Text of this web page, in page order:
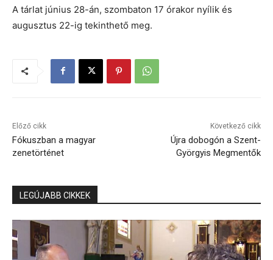
A tárlat június 28-án, szombaton 17 órakor nyílik és
augusztus 22-ig tekinthető meg.
Előző cikk
Fókuszban a magyar
zenetörténet
Következő cikk
Újra dobogón a Szent-
Györgyis Megmentők
LEGÚJABB CIKKEK